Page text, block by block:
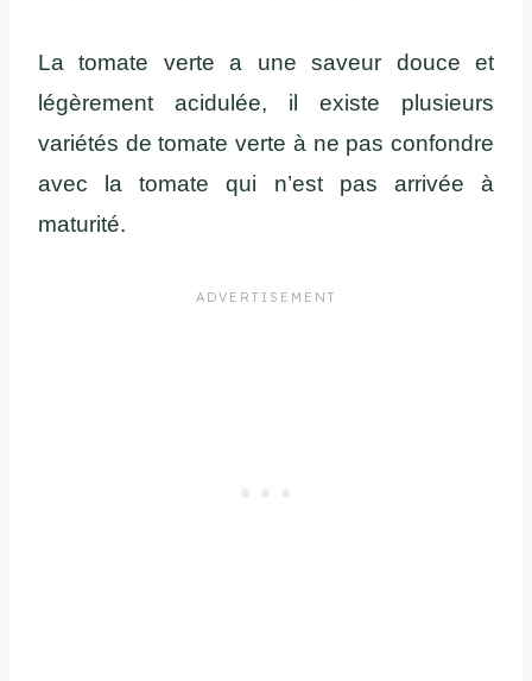
La tomate verte a une saveur douce et
légèrement acidulée, il existe plusieurs
variétés de tomate verte à ne pas confondre
avec la tomate qui n’est pas arrivée à
maturité.